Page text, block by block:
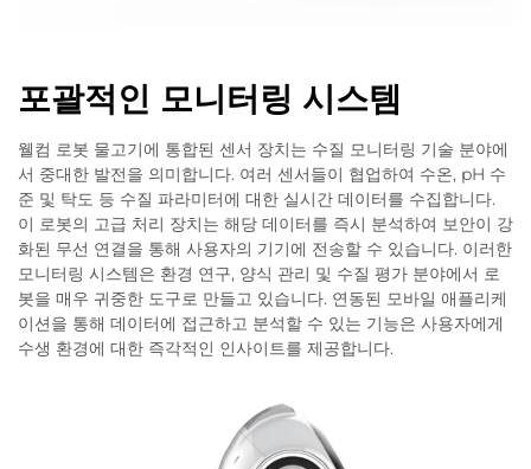
포괄적인 모니터링 시스템
웰컴 로봇 물고기에 통합된 센서 장치는 수질 모니터링 기술 분야에
서 중대한 발전을 의미합니다. 여러 센서들이 협업하여 수온, pH 수
준 및 탁도 등 수질 파라미터에 대한 실시간 데이터를 수집합니다.
이 로봇의 고급 처리 장치는 해당 데이터를 즉시 분석하여 보안이 강
화된 무선 연결을 통해 사용자의 기기에 전송할 수 있습니다. 이러한
모니터링 시스템은 환경 연구, 양식 관리 및 수질 평가 분야에서 로
봇을 매우 귀중한 도구로 만들고 있습니다. 연동된 모바일 애플리케
이션을 통해 데이터에 접근하고 분석할 수 있는 기능은 사용자에게
수생 환경에 대한 즉각적인 인사이트를 제공합니다.